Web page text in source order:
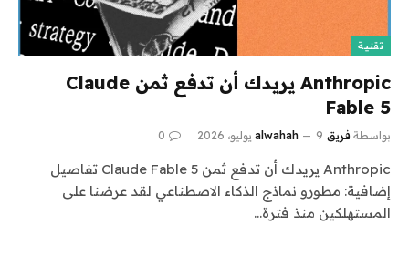
تقنية
Anthropic يريدك أن تدفع ثمن Claude
Fable 5
بواسطة فريق alwahah 9 يوليو، 2026 0
Anthropic يريدك أن تدفع ثمن Claude Fable 5 تفاصيل
إضافية: مطورو نماذج الذكاء الاصطناعي لقد عرضنا على
المستهلكين منذ فترة…